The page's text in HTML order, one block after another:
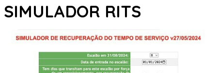
SIMULADOR RITS